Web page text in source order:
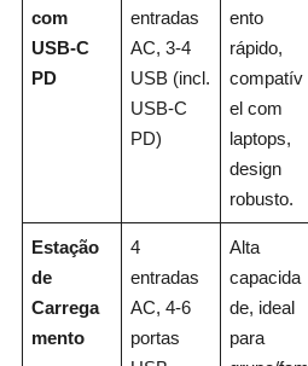
com
USB-C
PD
entradas
AC, 3-4
USB (incl.
USB-C
PD)
ento
rápido,
compatív
el com
laptops,
design
robusto.
Estação
de
Carrega
mento
4
entradas
AC, 4-6
portas
Alta
capacida
de, ideal
para